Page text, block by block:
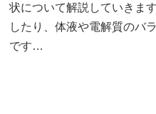
状について解説していきます。 腎臓は体内の老廃物
したり、体液や電解質のバ
です…